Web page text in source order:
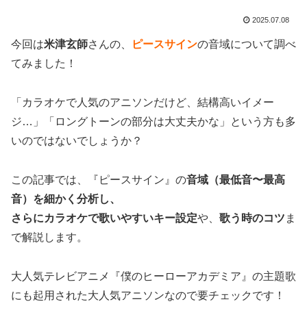
2025.07.08
今回は米津玄師さんの、 ピースサインの音域について調べ
てみました！
「カラオケで人気のアニソンだけど、結構高いイメー
ジ…」「ロングトーンの部分は大丈夫かな」という方も多
いのではないでしょうか？
この記事では、『ピースサイン』の音域（最低音〜最高
音）を細かく分析し、
さらにカラオケで歌いやすいキー設定や、 歌う時のコツ ま
で解説します。
大人気テレビアニメ『僕のヒーローアカデミア』の主題歌
にも起用された大人気アニソンなので要チェックです！